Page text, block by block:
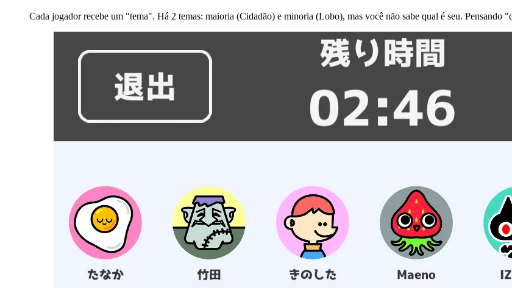
Cada jogador recebe um "tema". Há 2 temas: maioria (Cidadão) e minoria (Lobo), mas você não sabe qual é seu. Pensando